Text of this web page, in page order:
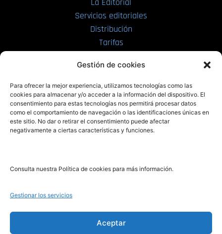
Gestión de cookies
Para ofrecer la mejor experiencia, utilizamos tecnologías como las
cookies para almacenar y/o acceder a la información del dispositivo. El
consentimiento para estas tecnologías nos permitirá procesar datos
como el comportamiento de navegación o las identificaciones únicas en
este sitio. No dar o retirar el consentimiento puede afectar
negativamente a ciertas características y funciones.
Consulta nuestra Política de cookies para más información.
Gestionar los servicios
Aceptar
La Editorial
Servicios editoriales
Distribución
Tarifas
PRL | Films
PRL | Play
PRL | LAB
Noticias
Legal